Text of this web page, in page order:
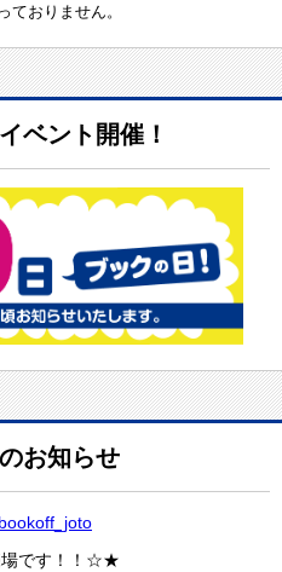
おりません。
ベント開催！
お知らせ
場です！！☆★